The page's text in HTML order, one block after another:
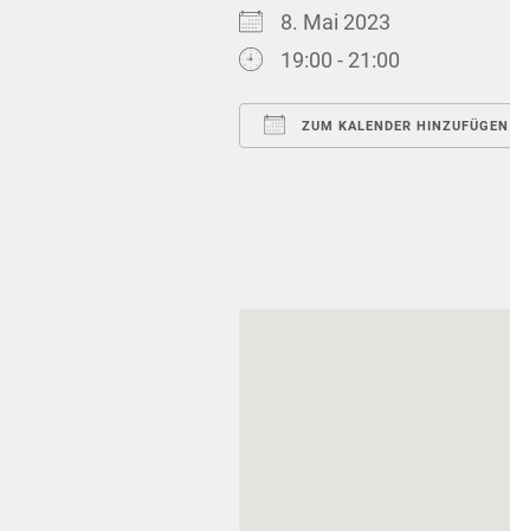
8. Mai 2023
19:00 - 21:00
ZUM KALENDER HINZUFÜGEN